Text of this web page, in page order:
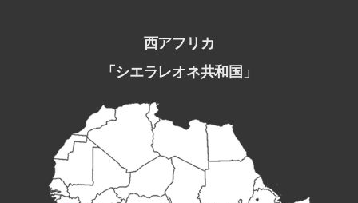
西アフリカ
「シエラレオネ共和国」